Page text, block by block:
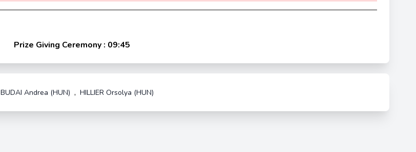
Prize Giving Ceremony : 09:45
BUDAI Andrea (HUN) , HILLIER Orsolya (HUN)